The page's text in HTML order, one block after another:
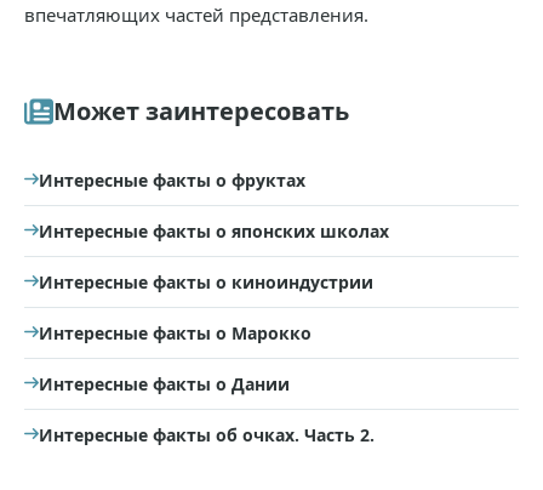
впечатляющих частей представления.
Может заинтересовать
Интересные факты о фруктах
Интересные факты о японских школах
Интересные факты о киноиндустрии
Интересные факты о Марокко
Интересные факты о Дании
Интересные факты об очках. Часть 2.